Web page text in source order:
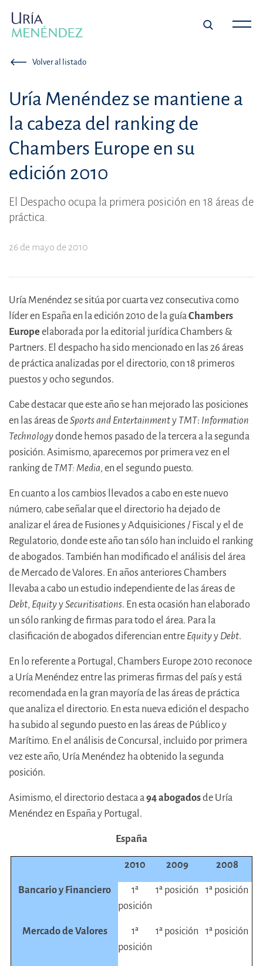
Volver al listado
Uría Menéndez se mantiene a
la cabeza del ranking de
Chambers Europe en su
edición 2010
El Despacho ocupa la primera posición en 18 áreas de
práctica.
26 de mayo de 2010
Uría Menéndez se sitúa por cuarta vez consecutiva como
líder en España en la edición 2010 de la guíaChambers
Europe elaborada por la editorial jurídica Chambers &
Partners. El despacho ha sido mencionado en las 26 áreas
de práctica analizadas por el directorio, con 18 primeros
puestos y ocho segundos.
Cabe destacar que este año se han mejorado las posiciones
en las áreas deSports and Entertainmenty TMT: Information
Technologydonde hemos pasado de la tercera a la segunda
posición. Asimismo, aparecemos por primera vez en el
ranking de TMT: Media, en el segundo puesto.
En cuanto a los cambios llevados a cabo en este nuevo
número, cabe señalar que el directorio ha dejado de
analizar el área de Fusiones y Adquisiciones / Fiscal y el de
Regulatorio, donde este año tan sólo han incluido el ranking
de abogados. También han modificado el análisis del área
de Mercado de Valores. En años anteriores Chambers
llevaba a cabo un estudio independiente de las áreas de
Debt, EquityySecuritisations. En esta ocasión han elaborado
un sólo ranking de firmas para todo el área. Para la
clasificación de abogados diferencian entre Equityy Debt.
En lo referente a Portugal, Chambers Europe 2010 reconoce
a Uría Menéndez entre las primeras firmas del país y está
recomendada en la gran mayoría de las áreas de práctica
que analiza el directorio. En esta nueva edición el despacho
ha subido al segundo puesto en las áreas de Público y
Marítimo. En el análisis de Concursal, incluido por primera
vez este año, Uría Menéndez ha obtenido la segunda
posición.
Asimismo, el directorio destaca a94 abogadosde Uría
Menéndez en España y Portugal.
España
2010 2009 2008
Bancario y Financiero
1ª
posición
1ª posición 1ª posición
Mercado de Valores
1ª
posición
1ª posición 1ª posición